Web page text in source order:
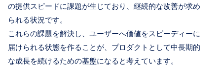
の提供スピードに課題が生じており、継続的な改善が求め
られる状況です。
これらの課題を解決し、ユーザーへ価値をスピーディーに
届けられる状態を作ることが、プロダクトとして中長期的
な成長を続けるための基盤になると考えています。